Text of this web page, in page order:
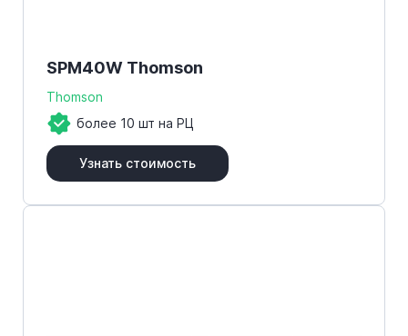
SPM40W Thomson
Thomson
более 10 шт на РЦ
Узнать стоимость